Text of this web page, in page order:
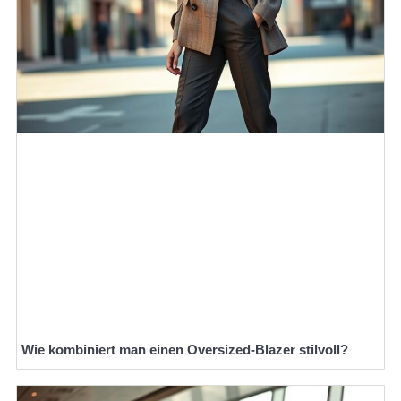
Wie kombiniert man einen Oversized-Blazer stilvoll?